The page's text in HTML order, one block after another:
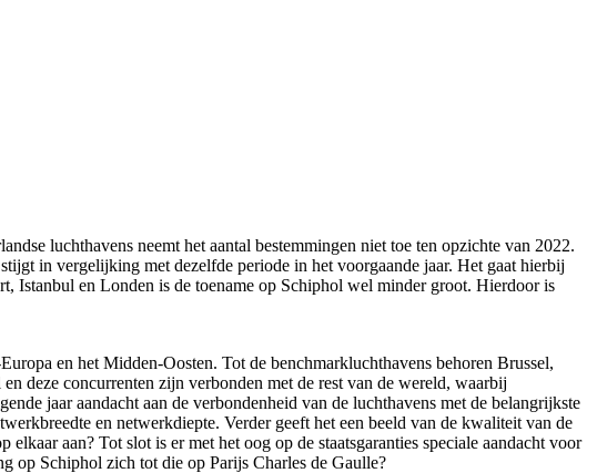
luchthavens neemt het aantal bestemmingen niet toe ten opzichte van 2022.
in vergelijking met dezelfde periode in het voorgaande jaar. Het gaat hierbij
Istanbul en Londen is de toename op Schiphol wel minder groot. Hierdoor is
en het Midden-Oosten. Tot de benchmarkluchthavens behoren Brussel,
deze concurrenten zijn verbonden met de rest van de wereld, waarbij
jaar aandacht aan de verbondenheid van de luchthavens met de belangrijkste
en netwerkdiepte. Verder geeft het een beeld van de kwaliteit van de
aan? Tot slot is er met het oog op de staatsgaranties speciale aandacht voor
Schiphol zich tot die op Parijs Charles de Gaulle?